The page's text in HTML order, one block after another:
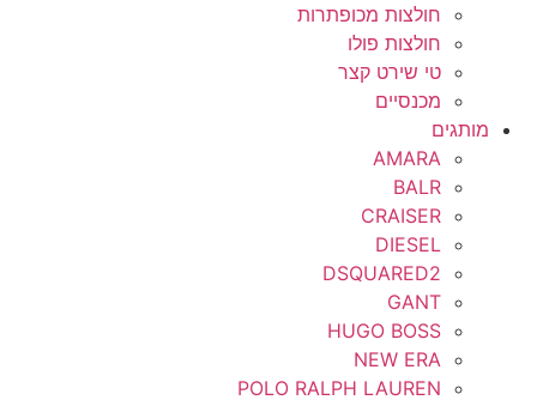
חולצות מכופתרות
חולצות פולו
טי שירט קצר
מכנסיים
מותגים
AMARA
BALR
CRAISER
DIESEL
DSQUARED2
GANT
HUGO BOSS
NEW ERA
POLO RALPH LAUREN